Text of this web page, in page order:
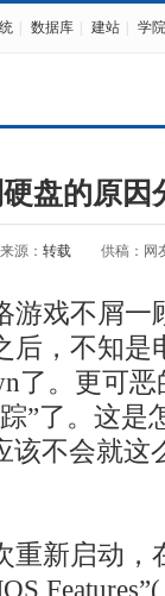
数据库 建站 学院
盘的原因
来源： 转载 供稿：网
游戏不屑一
后，不知是
了。更可
”了。这是
该不会就这
重新启动，